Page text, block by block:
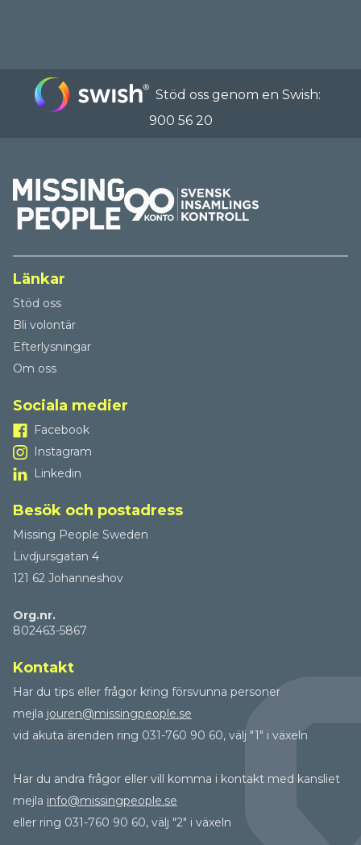
Stöd oss genom en Swish:
900 56 20
Länkar
Stöd oss
Bli volontär
Efterlysningar
Om oss
Sociala medier
Facebook
Instagram
Linkedin
Besök och postadress
Missing People Sweden
Livdjursgatan 4
121 62 Johanneshov
Org.nr.
802463-5867
Kontakt
Har du tips eller frågor kring försvunna personer
mejla jouren@missingpeople.se
vid akuta ärenden ring 031-760 90 60, välj "1" i växeln
Har du andra frågor eller vill komma i kontakt med kansliet
mejla info@missingpeople.se
eller ring 031-760 90 60, välj "2" i växeln